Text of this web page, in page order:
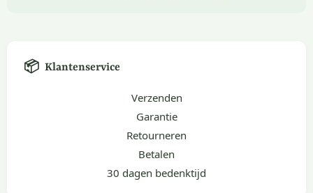
📦 Klantenservice
Verzenden
Garantie
Retourneren
Betalen
30 dagen bedenktijd